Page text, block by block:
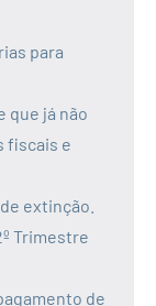
para
que já não
fiscais e
extinção.
Trimestre
de